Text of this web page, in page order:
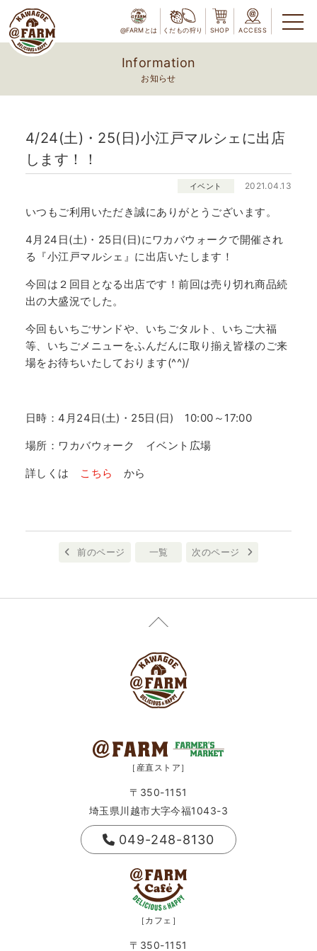
@FARMとは くだもの狩り SHOP ACCESS
Information
お知らせ
4/24(土)・25(日)小江戸マルシェに出店
します！！
イベント 2021.04.13
いつもご利用いただき誠にありがとうございます。
4月24日(土)・25日(日)にワカバウォークで開催され
る『小江戸マルシェ』に出店いたします！
今回は２回目となる出店です！前回は売り切れ商品続
出の大盛況でした。
今回もいちごサンドや、いちごタルト、いちご大福
等、いちごメニューをふんだんに取り揃え皆様のご来
場をお待ちいたしております(^^)/
日時：4月24日(土)・25日(日) 10:00～17:00
場所：ワカバウォーク イベント広場
詳しくは こちら から
前のページ 一覧 次のページ
［産直ストア］
〒350-1151
埼玉県川越市大字今福1043-3
049-248-8130
［カフェ］
〒350-1151